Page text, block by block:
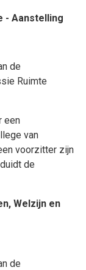
- Aanstelling
de
Ruimte
een
van
voorzitter zijn
de
Welzijn en
de